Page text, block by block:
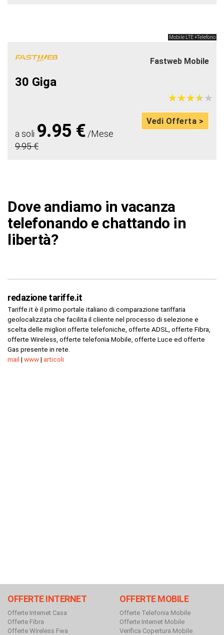
Mobile LTE +Telefono
Fastweb Mobile
30 Giga
★★★★★
★★★★★
a soli 9.95 € /Mese
9.95 €
Vedi Offerta >
Dove andiamo in vacanza
telefonando e chattando in
libertà?
redazione tariffe.it
Tariffe.it è il primo portale italiano di comparazione tariffaria
geolocalizzata che facilita il cliente nel processo di selezione e
scelta delle migliori offerte telefoniche, offerte ADSL, offerte Fibra,
offerte Wireless, offerte telefonia Mobile, offerte Luce ed offerte
Gas presente in rete.
mail | www| articoli
OFFERTE INTERNET
Offerte Internet Casa
Offerte Fibra
Offerte Wireless Fwa
OFFERTE MOBILE
Offerte Telefonia Mobile
Offerte Internet Mobile
Verifica Copertura Mobile